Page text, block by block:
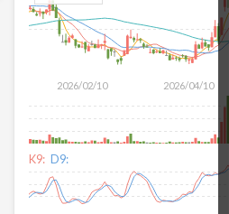
2026/02/10 2026/04/10
K9: D9: